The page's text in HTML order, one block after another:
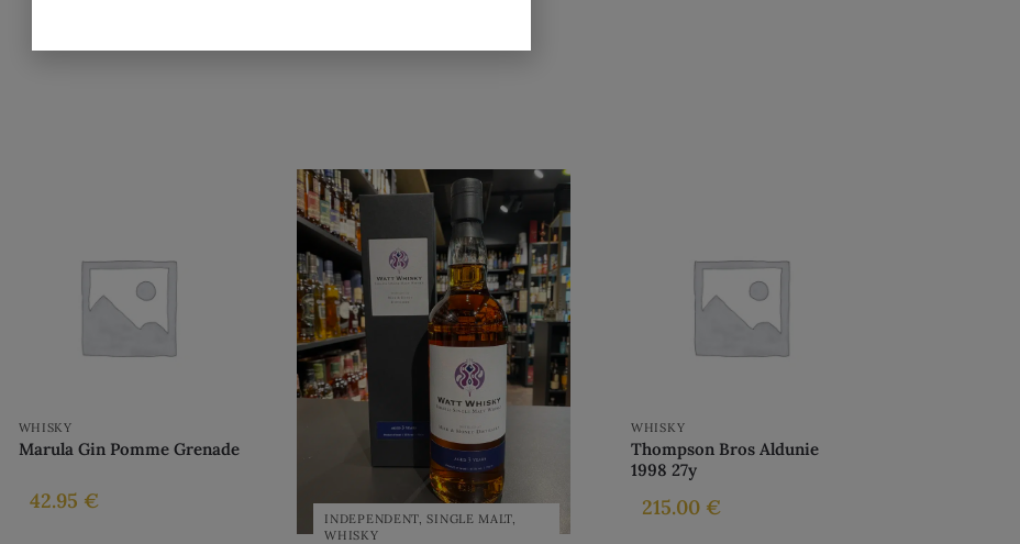
WHISKY
Marula Gin Pomme Grenade
42.95 €
INDEPENDENT ,SINGLE MALT
WHISKY
WHISKY
Thompson Bros Aldunie
1998 27y
215.00 €